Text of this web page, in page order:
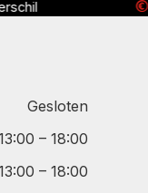
Gesloten
– 18:00
– 18:00